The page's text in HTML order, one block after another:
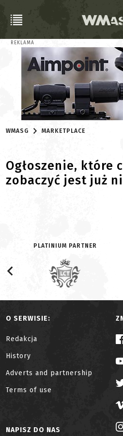
REKLAMA
WMASG MARKETPLACE
Ogłoszenie, które
zobaczyć jest już
PLATINIUM PARTNER
O SERWISIE:
Redakcja
History
Adverts and partnership
Terms of use
NAPISZ DO NAS